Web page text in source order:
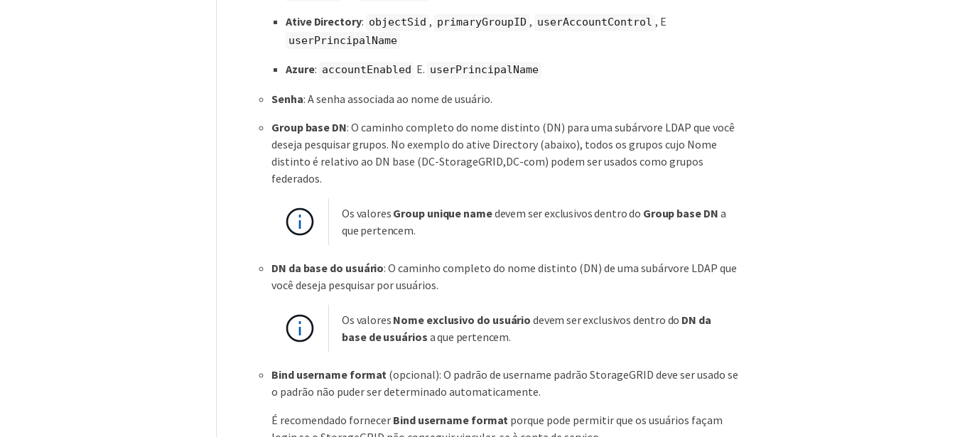
Ative Directory: objectSid , primaryGroupID , userAccountControl , E
userPrincipalName
Azure: accountEnabled E. userPrincipalName
Senha: A senha associada ao nome de usuário.
Group base DN: O caminho completo do nome distinto (DN) para uma subárvore LDAP que você
deseja pesquisar grupos. No exemplo do ative Directory (abaixo), todos os grupos cujo Nome
distinto é relativo ao DN base (DC-StorageGRID,DC-com) podem ser usados como grupos
federados.
Os valores Group unique namedevem ser exclusivos dentro do Group base DN a
que pertencem.
DN da base do usuário: O caminho completo do nome distinto (DN) de uma subárvore LDAP que
você deseja pesquisar por usuários.
Os valores Nome exclusivo do usuário devem ser exclusivos dentro do DN da
base de usuários a que pertencem.
Bind username format (opcional): O padrão de username padrão StorageGRID deve ser usado se
o padrão não puder ser determinado automaticamente.
É recomendado fornecer Bind username format porque pode permitir que os usuários façam